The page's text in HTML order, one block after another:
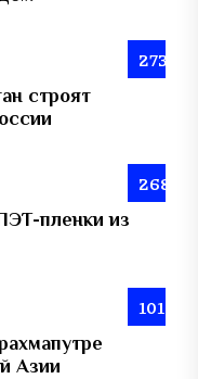
273
строят
268
пленки из
101
Азии